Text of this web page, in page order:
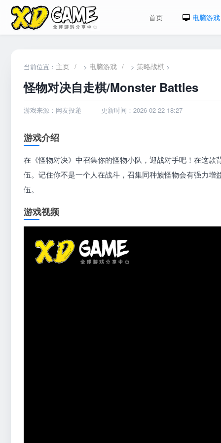
首页 电脑游戏
当前位置： 主页 / > 电脑游戏 / > 策略战棋 >
怪物对决自走棋/Monster Battles
游戏来源：网友投递 更新时间：2026-02-22 18:27
游戏介绍
在《怪物对决》中召集你的怪物小队，迎战对手吧！在这
伍。记住你不是一个人在战斗，召集同种族怪物会有强力
伍。
游戏视频